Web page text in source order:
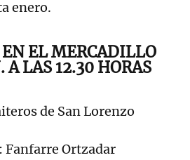
enero.
EL MERCADILLO
LAS 12.30 HORAS
de San Lorenzo
Ortzadar